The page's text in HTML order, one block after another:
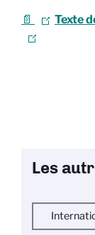
📄 Texte
Les